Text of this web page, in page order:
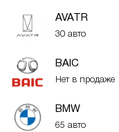
AVATR
30 авто
BAIC
Нет в продаже
BMW
65 авто